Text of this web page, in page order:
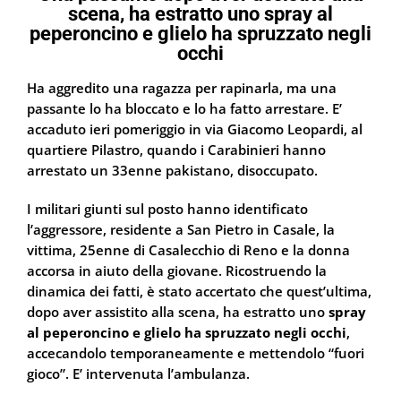
scena, ha estratto uno spray al
peperoncino e glielo ha spruzzato negli
occhi
Ha aggredito una ragazza per rapinarla, ma una
passante lo ha bloccato e lo ha fatto arrestare. E’
accaduto ieri pomeriggio in via Giacomo Leopardi, al
quartiere Pilastro, quando i Carabinieri hanno
arrestato un 33enne pakistano, disoccupato.
I militari giunti sul posto hanno identificato
l’aggressore, residente a San Pietro in Casale, la
vittima, 25enne di Casalecchio di Reno e la donna
accorsa in aiuto della giovane. Ricostruendo la
dinamica dei fatti, è stato accertato che quest’ultima,
dopo aver assistito alla scena, ha estratto uno spray
al peperoncino e glielo ha spruzzato negli occhi,
accecandolo temporaneamente e mettendolo “fuori
gioco”. E’ intervenuta l’ambulanza.